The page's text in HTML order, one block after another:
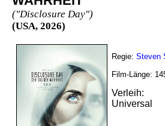
("Disclosure Day")
(USA, 2026)
Regie: Steven
Film-Länge:
Verleih:
Universal